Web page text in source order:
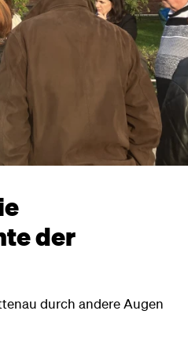
der
durch andere Augen